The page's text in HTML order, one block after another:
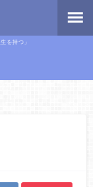
を持つ」